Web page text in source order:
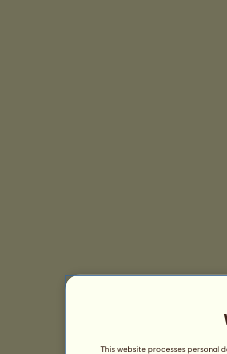
This website processes personal